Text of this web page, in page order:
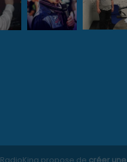
. RadioKing propose de créer